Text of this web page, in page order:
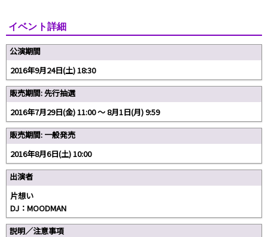
イベント詳細
公演期間
2016年9月24日(土) 18:30
販売期間: 先行抽選
2016年7月29日(金) 11:00 〜 8月1日(月) 9:59
販売期間: 一般発売
2016年8月6日(土) 10:00
出演者
片想い
DJ：MOODMAN
説明／注意事項